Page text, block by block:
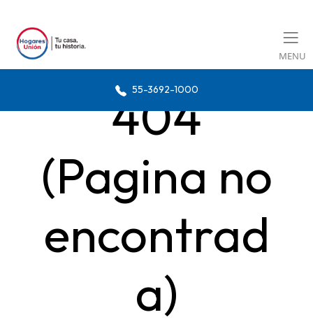
MENU
55-3692-1000
404
(Pagina no
encontrad
a)